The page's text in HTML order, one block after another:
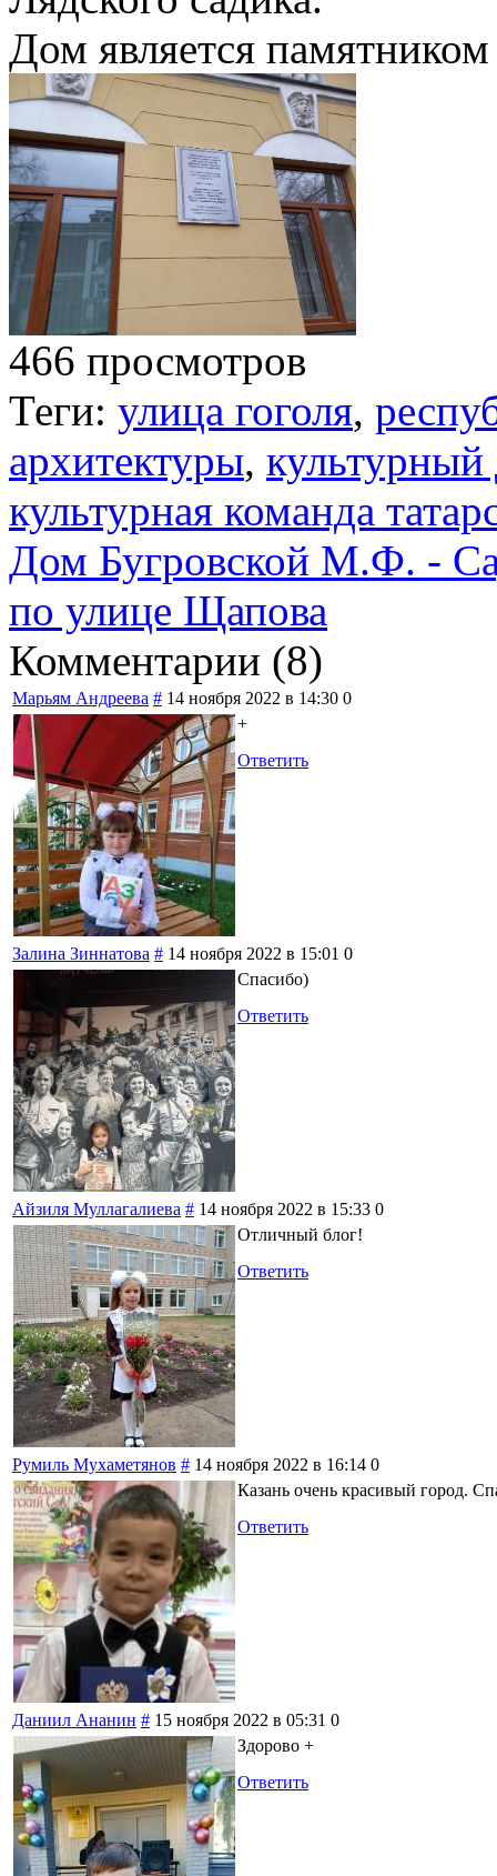
Дом является
466 просмотров
Теги: улица гоголя,
архитектуры,
культурная команда
Дом Бугровской М.Ф. -
по улице Щапова
Комментарии (8)
Марьям Андреева # 14 ноября 2022 в 14:30 0
+
Ответить
Залина Зиннатова # 14 ноября 2022 в 15:01 0
Спасибо)
Ответить
Айзиля Муллагалиева # 14 ноября 2022 в 15:33 0
Отличный блог!
Ответить
Румиль Мухаметянов # 14 ноября 2022 в 16:14 0
Казань очень красивый город.
Ответить
Даниил Ананин # 15 ноября 2022 в 05:31 0
Здорово +
Ответить